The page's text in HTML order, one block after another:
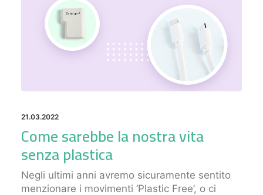
21.03.2022
Come sarebbe la nostra vita
senza plastica
Negli ultimi anni avremo sicuramente sentito
menzionare i movimenti ‘Plastic Free’, o ci